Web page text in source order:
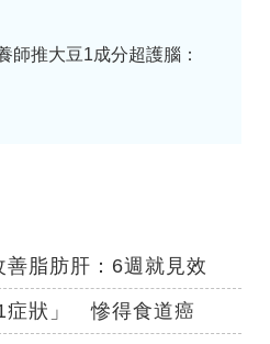
師推大豆1成分超護腦：
脂肪肝：6週就見效
症狀」 慘得食道癌